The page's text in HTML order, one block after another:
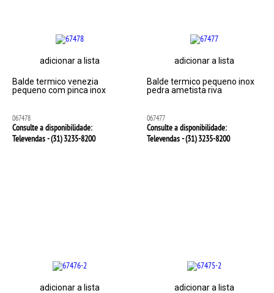
adicionar a lista
Balde termico venezia
pequeno com pinca inox
067478
Consulte a disponibilidade:
Televendas - (31)3235-8200
adicionar a lista
Balde termico pequeno inox
pedra ametista riva
067477
Consulte a disponibilidade:
Televendas - (31)3235-8200
adicionar a lista adicionar a lista